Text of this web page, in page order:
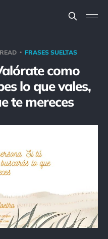
FRASES SUELTAS
como
lo que vales,
te mereces